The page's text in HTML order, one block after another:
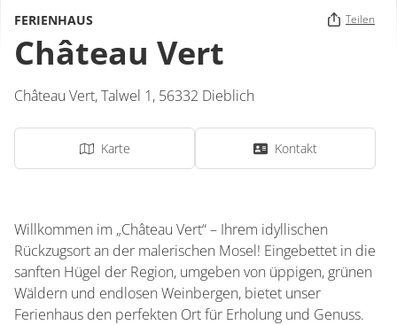
FERIENHAUS Teilen
Château Vert
Château Vert,Talwel 1, 56332 Dieblich
Karte Kontakt
Willkommen im „Château Vert“ – Ihrem idyllischen
Rückzugsort an der malerischen Mosel! Eingebettet in die
sanften Hügel der Region, umgeben von üppigen, grünen
Wäldern und endlosen Weinbergen, bietet unser
Ferienhaus den perfekten Ort für Erholung und Genuss.